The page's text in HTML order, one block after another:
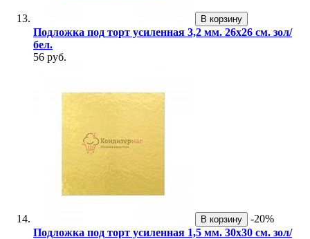
В корзину
Подложка под торт усиленная 3,2 мм. 26х26 см. зол/
бел.
56 руб.
В корзину
-20%
Подложка под торт усиленная 1,5 мм. 30х30 см. зол/